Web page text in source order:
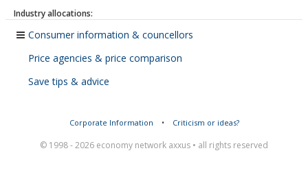
Industry allocations:
Consumer information & councellors
Price agencies & price comparison
Save tips & advice
Corporate Information • Criticism or ideas?
© 1998 - 2026 economy network axxus • all rights reserved